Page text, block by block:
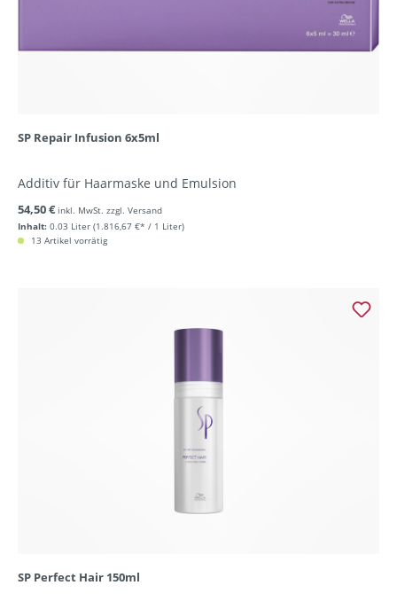
SP Repair Infusion 6x5ml
Additiv für Haarmaske und Emulsion
Inhalt: 0.03 Liter (1.816,67 €* / 1 Liter)
54,50 € inkl. MwSt. zzgl. Versand
13 Artikel vorrätig
SP Perfect Hair 150ml